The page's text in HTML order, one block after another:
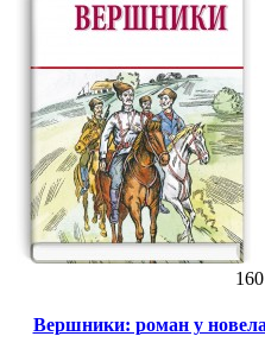
Вершники: роман у